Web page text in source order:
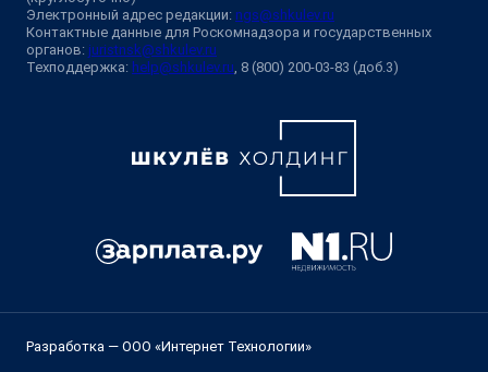
Электронный адрес редакции: ngs@shkulev.ru
Контактные данные для Роскомнадзора и государственных
органов: juristnsk@shkulev.ru
Техподдержка: help@shkulev.ru, 8 (800) 200-03-83 (доб.3)
Разработка — ООО «Интернет Технологии»